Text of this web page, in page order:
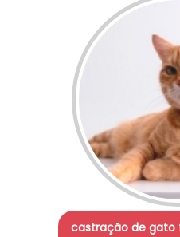
castração de gato